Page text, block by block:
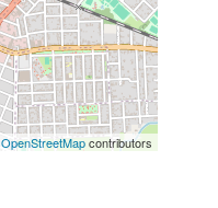
OpenStreetMapcontributors